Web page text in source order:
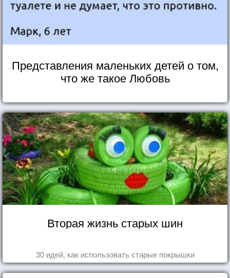
Представления маленьких детей о том,
что же такое Любовь
Вторая жизнь старых шин
30 идей, как использовать старые покрышки